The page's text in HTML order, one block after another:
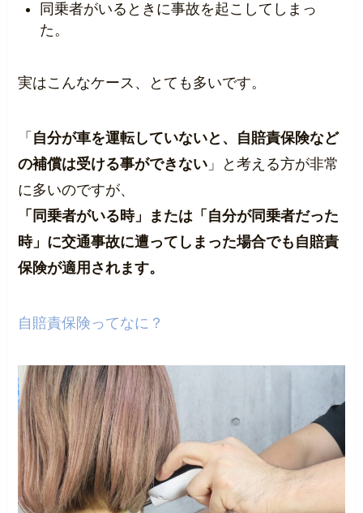
同乗者がいるときに事故を起こしてしまっ
た。
実はこんなケース、とても多いです。
「 自分が車を運転していないと、自賠責保険など
の補償は受ける事ができない 」と考える方が非常
に多いのですが、
「同乗者がいる時」または「自分が同乗者だった
時」に交通事故に遭ってしまった場合でも自賠責
保険が適用されます。
自賠責保険ってなに？